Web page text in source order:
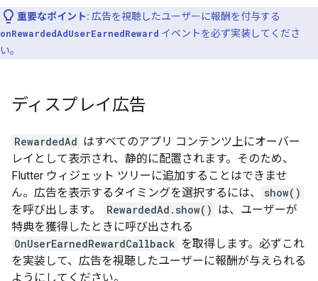
重要なポイント: 広告を視聴したユーザーに報酬を付与する
onRewardedAdUserEarnedReward イベントを必ず実装してくださ
い。
ディスプレイ広告
RewardedAd はすべてのアプリ コンテンツ上にオーバー
レイとして表示され、静的に配置されます。そのため、
Flutter ウィジェット ツリーに追加することはできませ
ん。広告を表示するタイミングを選択するには、
show()
を呼び出します。
RewardedAd.show() は、ユーザーが
特典を獲得したときに呼び出される
OnUserEarnedRewardCallback を取得します。必ずこれ
を実装して、広告を視聴したユーザーに報酬が与えられる
ようにしてください。